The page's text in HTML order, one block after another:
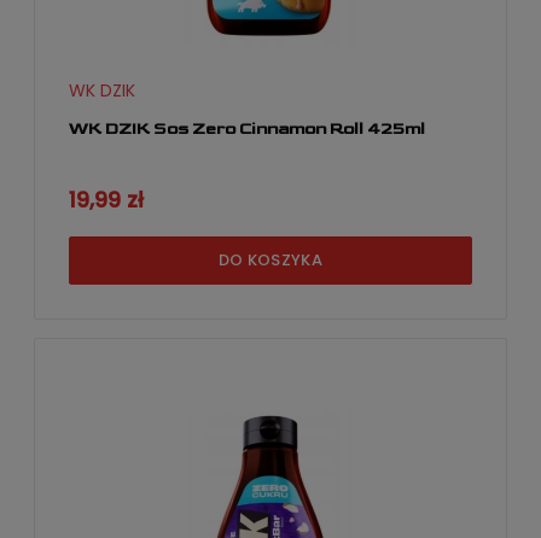
WK DZIK Sos Zero Cinnamon Roll 425ml
WK DZIK
19,99 zł
DO KOSZYKA